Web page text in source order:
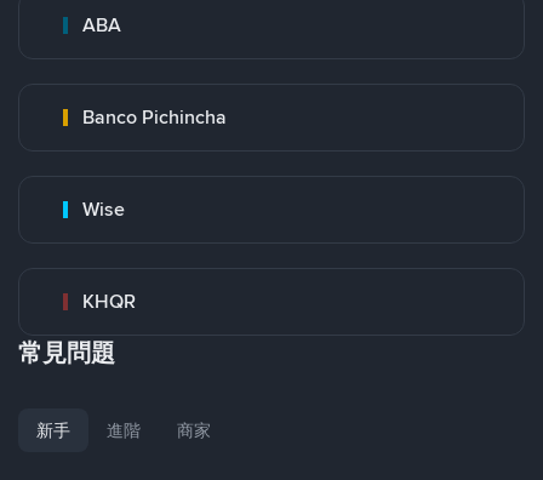
ABA
Banco Pichincha
Wise
KHQR
常見問題
新手 進階 商家